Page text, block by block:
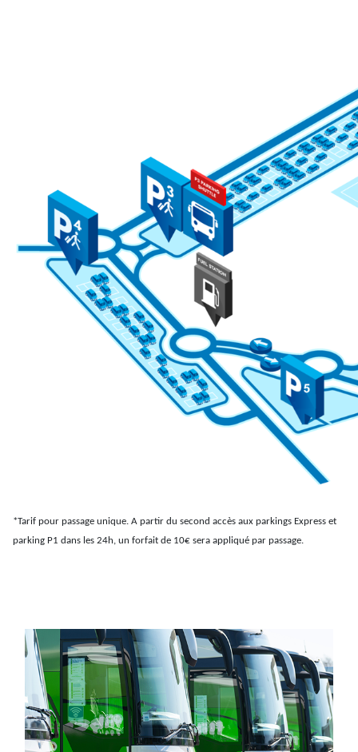
*Tarif pour passage unique. A partir du second accès aux parkings Express et
parking P1 dans les 24h, un forfait de 10€ sera appliqué par passage.